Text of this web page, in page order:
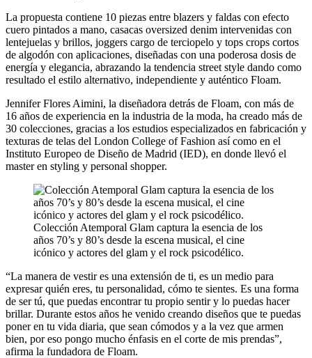
La propuesta contiene 10 piezas entre blazers y faldas con efecto
cuero pintados a mano, casacas oversized denim intervenidas con
lentejuelas y brillos, joggers cargo de terciopelo y tops crops cortos
de algodón con aplicaciones, diseñadas con una poderosa dosis de
energía y elegancia, abrazando la tendencia street style dando como
resultado el estilo alternativo, independiente y auténtico Floam.
Jennifer Flores Aimini, la diseñadora detrás de Floam, con más de
16 años de experiencia en la industria de la moda, ha creado más de
30 colecciones, gracias a los estudios especializados en fabricación y
texturas de telas del London College of Fashion así como en el
Instituto Europeo de Diseño de Madrid (IED), en donde llevó el
master en styling y personal shopper.
Colección Atemporal Glam captura la esencia de los
años 70’s y 80’s desde la escena musical, el cine
icónico y actores del glam y el rock psicodélico.
“La manera de vestir es una extensión de ti, es un medio para
expresar quién eres, tu personalidad, cómo te sientes. Es una forma
de ser tú, que puedas encontrar tu propio sentir y lo puedas hacer
brillar. Durante estos años he venido creando diseños que te puedas
poner en tu vida diaria, que sean cómodos y a la vez que armen
bien, por eso pongo mucho énfasis en el corte de mis prendas”,
afirma la fundadora de Floam.